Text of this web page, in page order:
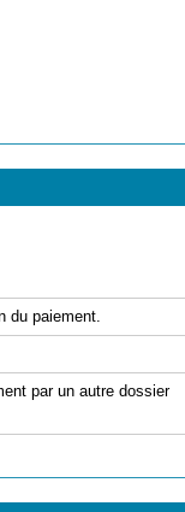
du paiement.
par un autre dossier